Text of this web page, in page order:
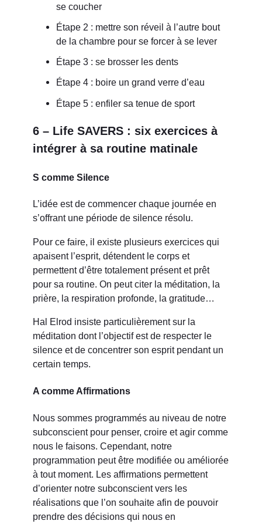
se coucher
Étape 2 : mettre son réveil à l’autre bout
de la chambre pour se forcer à se lever
Étape 3 : se brosser les dents
Étape 4 : boire un grand verre d’eau
Étape 5 : enfiler sa tenue de sport
6 – Life SAVERS : six exercices à
intégrer à sa routine matinale
S comme Silence
L’idée est de commencer chaque journée en
s’offrant une période de silence résolu.
Pour ce faire, il existe plusieurs exercices qui
apaisent l’esprit, détendent le corps et
permettent d’être totalement présent et prêt
pour sa routine. On peut citer la méditation, la
prière, la respiration profonde, la gratitude…
Hal Elrod insiste particulièrement sur la
méditation dont l’objectif est de respecter le
silence et de concentrer son esprit pendant un
certain temps.
A comme Affirmations
Nous sommes programmés au niveau de notre
subconscient pour penser, croire et agir comme
nous le faisons. Cependant, notre
programmation peut être modifiée ou améliorée
à tout moment. Les affirmations permettent
d’orienter notre subconscient vers les
réalisations que l’on souhaite afin de pouvoir
prendre des décisions qui nous en